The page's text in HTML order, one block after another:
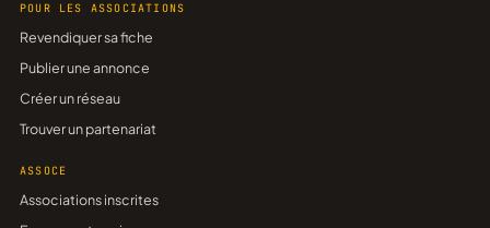
POUR LES ASSOCIATIONS
Revendiquer sa fiche
Publier une annonce
Créer un réseau
Trouver un partenariat
ASSOCE
Associations inscrites